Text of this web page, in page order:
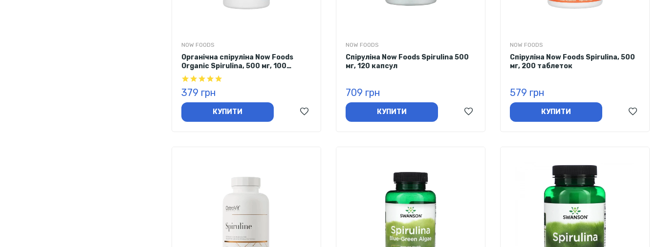
NOW FOODS
Органічна спіруліна Now Foods
Organic Spirulina, 500 мг, 100
таблеток
379 грн
КУПИТИ
NOW FOODS
Спіруліна Now Foods Spirulina 500
мг, 120 капсул
709 грн
КУПИТИ
NOW FOODS
Спіруліна Now Foods Spirulina, 500
мг, 200 таблеток
579 грн
КУПИТИ